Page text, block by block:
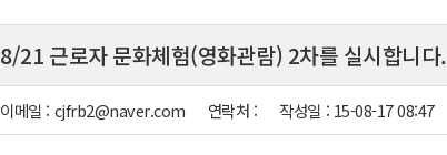
8/21 근로자 문화체험(영화관람) 2차를 실시합니다.
이메일 : cjfrb2@naver.com 연락처 : 작성일 : 15-08-17 08:47